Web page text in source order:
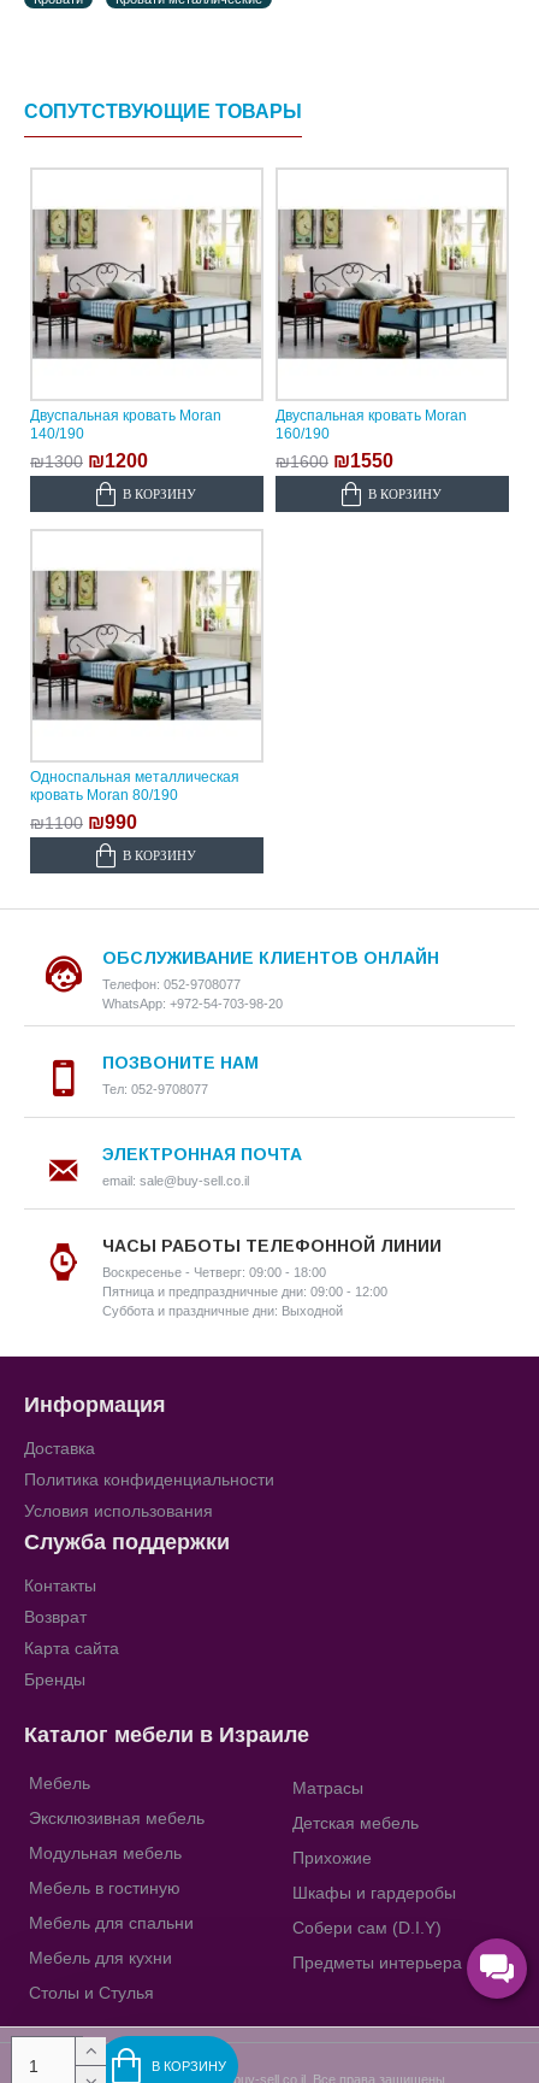
В КОРЗИНУ
СОПУТСТВУЮЩИЕ ТОВАРЫ
Двуспальная кровать Moran
140/190
₪1300 ₪1200
В КОРЗИНУ
Двуспальная кровать Moran
160/190
₪1600 ₪1550
В КОРЗИНУ
Односпальная металлическая
кровать Moran 80/190
₪1100 ₪990
В КОРЗИНУ
ОБСЛУЖИВАНИЕ КЛИЕНТОВ ОНЛАЙН
Телефон: 052-9708077
WhatsApp: +972-54-703-98-20
ПОЗВОНИТЕ НАМ
Тел: 052-9708077
ЭЛЕКТРОННАЯ ПОЧТА
email: sale@buy-sell.co.il
ЧАСЫ РАБОТЫ ТЕЛЕФОННОЙ ЛИНИИ
Воскресенье - Четверг: 09:00 - 18:00
Пятница и предпраздничные дни: 09:00 - 12:00
Суббота и праздничные дни: Выходной
Информация
Доставка
Политика конфиденциальности
Условия использования
Служба поддержки
Контакты
Возврат
Карта сайта
Бренды
Каталог мебели в Израиле
Мебель
Эксклюзивная мебель
Модульная мебель
Мебель в гостиную
Мебель для спальни
Мебель для кухни
Столы и Стулья
Матрасы
Детская мебель
Прихожие
Шкафы и гардеробы
Собери сам (D.I.Y)
Предметы интерьера
Copyright © 2009-2023, buy-sell.co.il, Все права защищены.